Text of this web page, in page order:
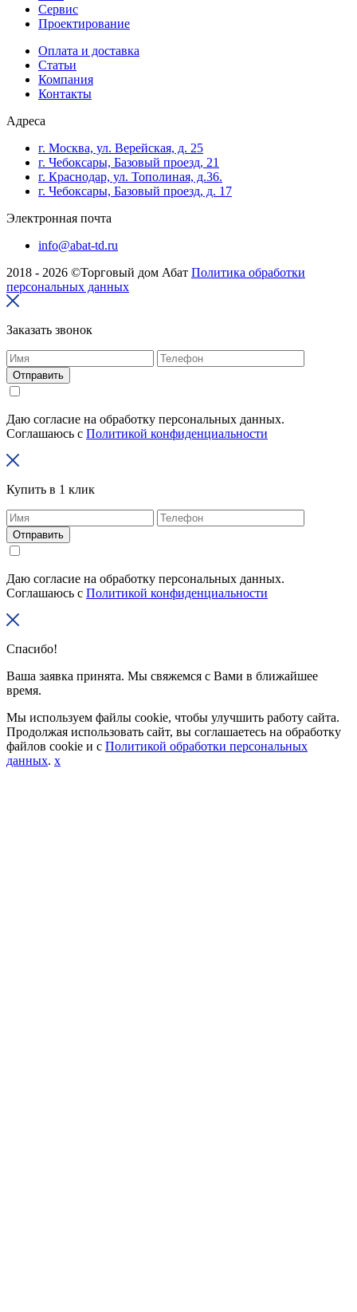
Сервис
Проектирование
Оплата и доставка
Cтатьи
Компания
Контакты
Адреса
г. Москва, ул. Верейская, д. 25
г. Чебоксары, Базовый проезд, 21
г. Краснодар, ул. Тополиная, д.36.
г. Чебоксары, Базовый проезд, д. 17
Электронная почта
info@abat-td.ru
2018 - 2026 ©Торговый дом Абат Политика обработки
персональных данных
Заказать звонок
Отправить
Даю согласие на обработку персональных данных.
Соглашаюсь с Политикой конфиденциальности
Купить в 1 клик
Отправить
Даю согласие на обработку персональных данных.
Соглашаюсь с Политикой конфиденциальности
Спасибо!
Ваша заявка принята. Мы свяжемся с Вами в ближайшее
время.
Мы используем файлы cookie, чтобы улучшить работу сайта.
Продолжая использовать сайт, вы соглашаетесь на обработку
файлов cookie и с Политикой обработки персональных
данных. x